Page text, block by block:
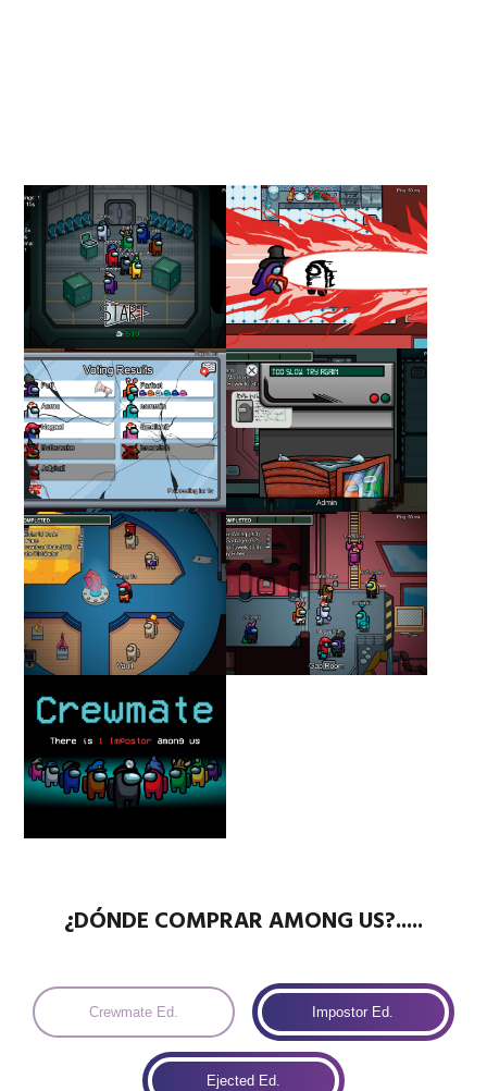
¿DÓNDE COMPRAR AMONG US?.....
Crewmate Ed. Impostor Ed.
Ejected Ed.